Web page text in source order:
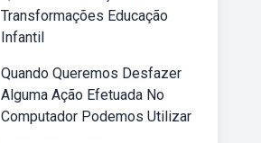
Transformações Educação
Infantil
Quando Queremos Desfazer
Alguma Ação Efetuada No
Computador Podemos Utilizar